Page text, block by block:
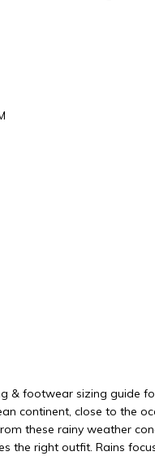
& footwear sizing guide
continent, close to the
these rainy weather
the right outfit. Rains